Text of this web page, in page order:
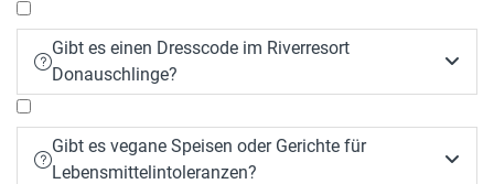

Gibt es einen Dresscode im Riverresort
Donauschlinge?


Gibt es vegane Speisen oder Gerichte für
Lebensmittelintoleranzen?
